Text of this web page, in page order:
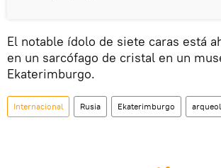
El notable ídolo de siete caras está
en un sarcófago de cristal en un
Ekaterimburgo.
Internacional Rusia Ekaterimburgo